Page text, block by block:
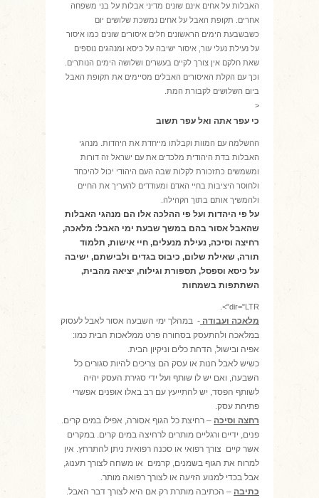
האבלות על אחים אינם שונים מדיני אבלות על בני משפחה
אחרים. תקופת האבל על אחים נמשכת שלושים יום
כשבשבעת הימים הראשונים חלים איסורים שונים כמו איסור
על נעילת נעלי עור, איסור ישיבה על כיסא ומנהגים נוספים
שאת חלקם אין צורך לקיים בעשרים ושלושה הימים הנותרים.
וכך עם הקלת האיסורים האבלים מסיימים את תקופת האבל
ביום השלושים לקבורת המת.
<
כי עפר אתה ואל עפר תשוב
ההשלמה עם המוות וקבלתו מייחדת את היהדות. מנהגי
האבלות בדת היהודית מלכדים את עם ישראל זה דורות
ומשמשים כתזכורת לקלות שבה העם היהודי יכול להיכחד
ולחוסר היציבות בחיי האדם ומעודדים להעריך את החיים
ולהמשיך אותם בתוך הקהילה.
על פי היהדות ועל פי ההלכה אלו הם מנהגי האבלות
שהאבל אסור בהם במשך שבעת ימי האבל: מלאכה,
רחיצה וסיכה, נעילת מנעלים, חיי אישות, תלמוד
תורה, שאילת שלום, כיבוס בגדים ולבישתם, ישיבה
על כיסא וספסל, תספורת וגילוח, יציאה מהבית,
השתתפות בשמחות
dir="LTR">.
מלאכה ועבודה - במהלך ימי השבעה אסור לאבל לעסוק
במלאכה ולהתעסק בסחורה פרט ממלאכות הבית כמו:
אפיה ובישול, הדחת כלים וניקיון הבית.
כשיש לאבל חנות או עסק הם צריכים להיות סגורים כל
השבעה, ואם יש לו שותף ועל ידי סגירת העסק יהיה
לשותף הפסד, יש להתייעץ עם רב באלו אופנים אפשרי
פתיחת עסק.
רחצה וסיכה – רחיצת כל הגוף אסורה, אפילו במים קרים.
פנים, ידיים ורגליים מותרים לרחיצה במים קרים. במקרים
אשר קיים צורך רפואי או סכנה רפואית ניתן להתרחץ. אין
למרוח את הגוף בשמנים, קרמים או משחה לצורך תענוג,
אבל בכדי למנוע הזיעה או לצורך רפואה מותר.
כתיבה – הכתיבה מותרת רק אם היא לצורך דבר האבל.